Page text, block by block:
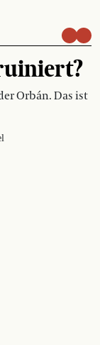
Orbán. Das ist